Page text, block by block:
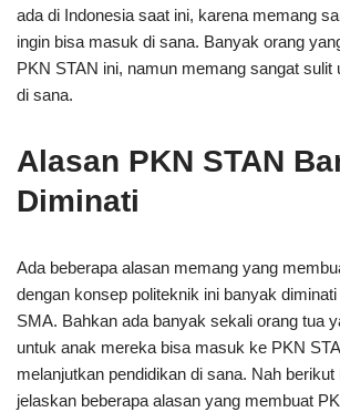
ada di Indonesia saat ini, karena memang
ingin bisa masuk di sana. Banyak orang
PKN STAN ini, namun memang sangat sulit
di sana.
Alasan PKN STAN
Diminati
Ada beberapa alasan memang yang
dengan konsep politeknik ini banyak
SMA. Bahkan ada banyak sekali orang tua
untuk anak mereka bisa masuk ke PKN
melanjutkan pendidikan di sana. Nah
jelaskan beberapa alasan yang membuat